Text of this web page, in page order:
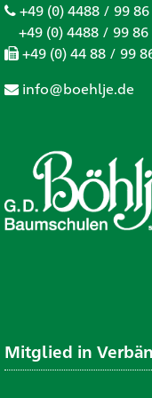
+49 (0) 4488 / 99
+49 (0) 4488 / 99
+49 (0) 44 88 / 99
info@boehlje.de
Mitglied in